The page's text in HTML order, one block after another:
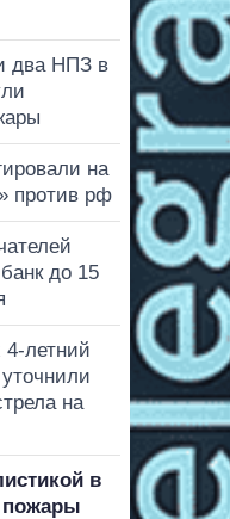
два НПЗ в
на
против рф
до 15
летний
на
в
пожары